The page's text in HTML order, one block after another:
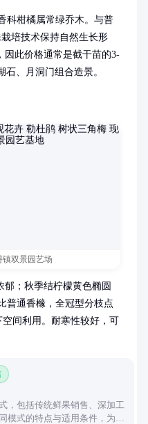
科柑橘属常绿乔木。与普
培技术保持自然生长形
因此价格通常是截干苗的3-
、月洞门组合造景。
镇双景园艺场
郁；秋季结柠檬黄色椭圆
普通香橼，全冠型分枝点
间利用。耐寒性较好，可
，包括传统鲜果销售、深加工
模式的特点与适用条件，为种